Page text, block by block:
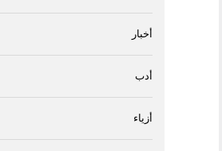
أخبار
أدب
أزياء